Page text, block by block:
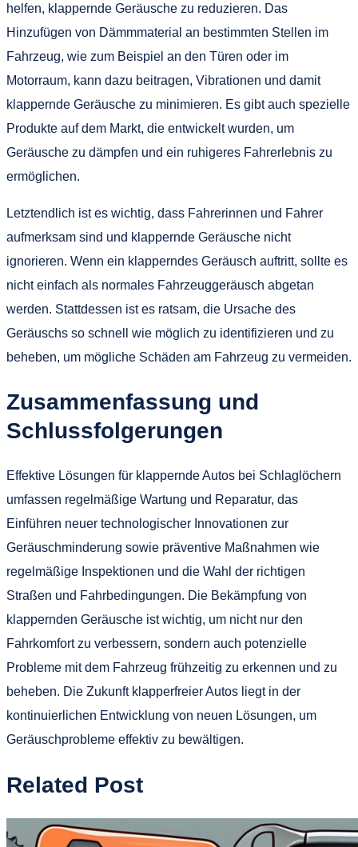
helfen, klappernde Geräusche zu reduzieren. Das
Hinzufügen von Dämmmaterial an bestimmten Stellen im
Fahrzeug, wie zum Beispiel an den Türen oder im
Motorraum, kann dazu beitragen, Vibrationen und damit
klappernde Geräusche zu minimieren. Es gibt auch spezielle
Produkte auf dem Markt, die entwickelt wurden, um
Geräusche zu dämpfen und ein ruhigeres Fahrerlebnis zu
ermöglichen.
Letztendlich ist es wichtig, dass Fahrerinnen und Fahrer
aufmerksam sind und klappernde Geräusche nicht
ignorieren. Wenn ein klapperndes Geräusch auftritt, sollte es
nicht einfach als normales Fahrzeuggeräusch abgetan
werden. Stattdessen ist es ratsam, die Ursache des
Geräuschs so schnell wie möglich zu identifizieren und zu
beheben, um mögliche Schäden am Fahrzeug zu vermeiden.
Zusammenfassung und
Schlussfolgerungen
Effektive Lösungen für klappernde Autos bei Schlaglöchern
umfassen regelmäßige Wartung und Reparatur, das
Einführen neuer technologischer Innovationen zur
Geräuschminderung sowie präventive Maßnahmen wie
regelmäßige Inspektionen und die Wahl der richtigen
Straßen und Fahrbedingungen. Die Bekämpfung von
klappernden Geräusche ist wichtig, um nicht nur den
Fahrkomfort zu verbessern, sondern auch potenzielle
Probleme mit dem Fahrzeug frühzeitig zu erkennen und zu
beheben. Die Zukunft klapperfreier Autos liegt in der
kontinuierlichen Entwicklung von neuen Lösungen, um
Geräuschprobleme effektiv zu bewältigen.
Related Post